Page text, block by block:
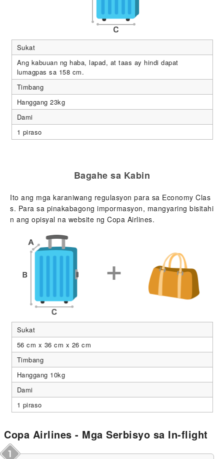
Sukat
Ang kabuuan ng haba, lapad, at taas ay hindi dapat
lumagpas sa 158 cm.
Timbang
Hanggang 23kg
Dami
1 piraso
Bagahe sa Kabin
Ito ang mga karaniwang regulasyon para sa Economy Clas
s. Para sa pinakabagong impormasyon, mangyaring bisitahi
n ang opisyal na website ng Copa Airlines.
Sukat
56 cm x 36 cm x 26 cm
Timbang
Hanggang 10kg
Dami
1 piraso
Copa Airlines - Mga Serbisyo sa In-flight